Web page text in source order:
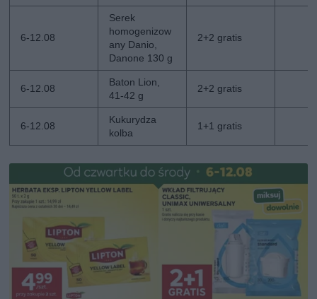
6-12.08
Serek
homogenizow
any Danio,
Danone 130 g
2+2 gratis
6-12.08
Baton Lion,
41-42 g
2+2 gratis
6-12.08
Kukurydza
kolba
1+1 gratis